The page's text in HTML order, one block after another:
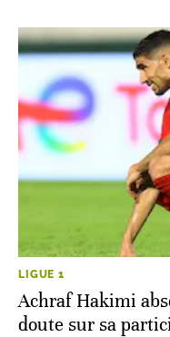
LIGUE 1
Achraf Hakimi
doute sur sa